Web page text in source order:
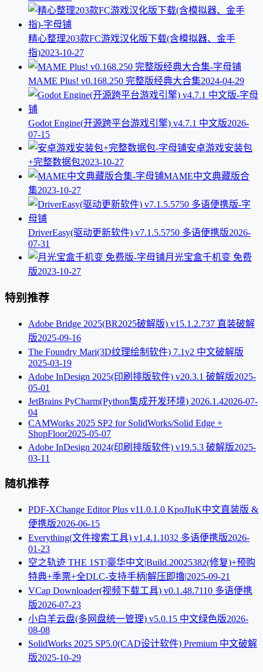
精心整理203款FC游戏汉化版下载(含模拟器、金手
指)2023-10-27
MAME Plus! v0.168.250 完整版经典大合集2024-04-29
Godot Engine(开源跨平台游戏引擎) v4.7.1 中文版2026-
07-15
安卓游戏安装包
+完整数据包2023-10-27
MAME中文典藏版合
集2023-10-27
DriverEasy(驱动更新软件) v7.1.5.5750 多语便携版2026-
07-31
月光宝盒千机变 免费
版2023-10-27
特别推荐
Adobe Bridge 2025(BR2025破解版) v15.1.2.737 直装破解
版2025-09-16
The Foundry Mari(3D纹理绘制软件) 7.1v2 中文破解版
2025-03-19
Adobe InDesign 2025(印刷排版软件) v20.3.1 破解版2025-
05-01
JetBrains PyCharm(Python集成开发环境) 2026.1.42026-07-
04
CAMWorks 2025 SP2 for SolidWorks/Solid Edge +
ShopFloor2025-05-07
Adobe InDesign 2024(印刷排版软件) v19.5.3 破解版2025-
03-11
随机推荐
PDF-XChange Editor Plus v11.0.1.0 KpoJIuK中文直装版 &
便携版2026-06-15
Everything(文件搜索工具) v1.4.1.1032 多语便携版2026-
01-23
空之轨迹 THE 1ST|豪华中文|Build.20025382(修复)+预购
特典+季票+全DLC-支持手柄|解压即撸|2025-09-21
VCap Downloader(视频下载工具) v0.1.48.7110 多语便携
版2026-07-23
小白羊云盘(多网盘统一管理) v5.0.15 中文绿色版2026-
08-08
SolidWorks 2025 SP5.0(CAD设计软件) Premium 中文破解
版2025-10-29